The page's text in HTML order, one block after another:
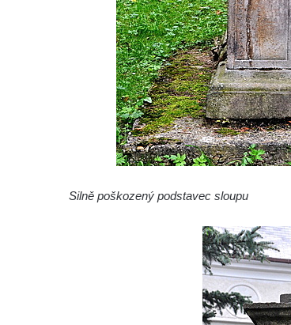
Sloup Panny Marie na hřbitově ve Slaném
Sloup Panny Marie na Husově náměstí v
Rakovníku
Sloup Panny Marie na náměstí krále
Vladislava ve Velvarech
Sloup Nejsvětější Trojice v zahradě domu
čp. 174 na návsi v Podsedicích
v Pnětlukách u Podsedic
Sloup svatého Jana Nepomuckého v
Sloup Panny Marie v klášteře v Oseku
Sloup Panny Marie se sochami svatého
Silně poškozený podstavec sloupu